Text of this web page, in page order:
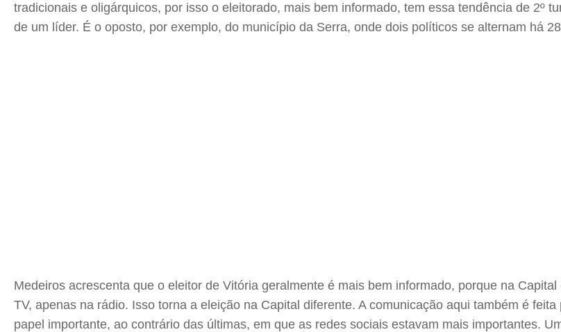
tradicionais e oligárquicos, por isso o eleitorado, mais bem informado, tem essa tendência de 2º
de um líder. É o oposto, por exemplo, do município da Serra, onde dois políticos se alternam há 28
Medeiros acrescenta que o eleitor de Vitória geralmente é mais bem informado, porque na
TV, apenas na rádio. Isso torna a eleição na Capital diferente. A comunicação aqui também é
papel importante, ao contrário das últimas, em que as redes sociais estavam mais importantes.